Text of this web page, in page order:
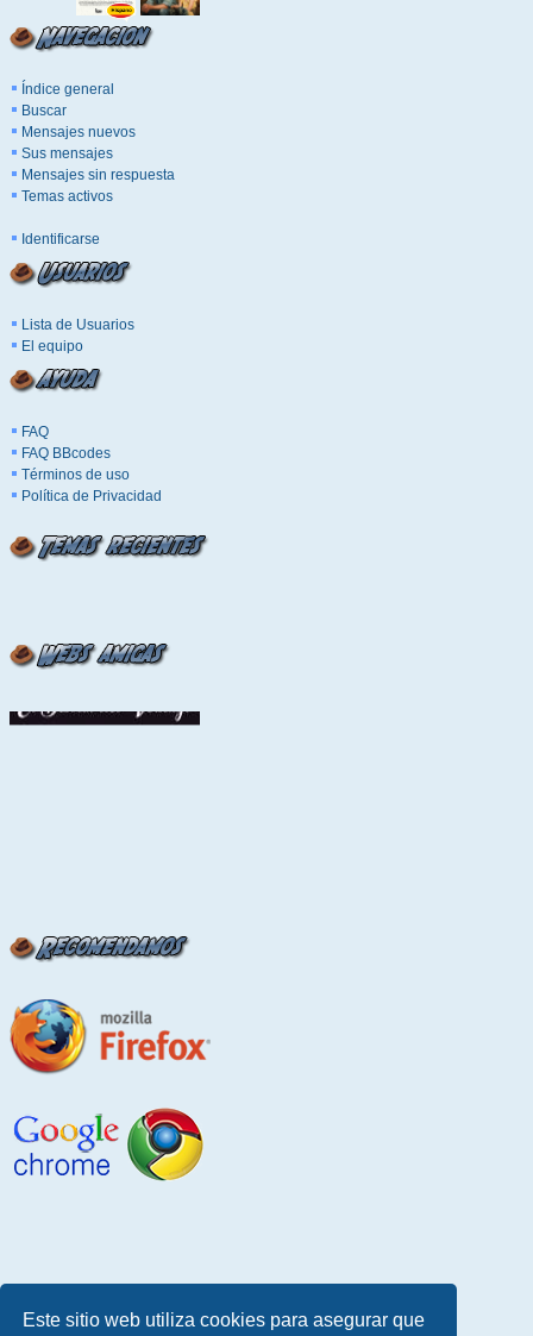
Este sitio web utiliza cookies para asegurar que
Índice general
Buscar
Mensajes nuevos
Sus mensajes
Mensajes sin respuesta
Temas activos
Identificarse
Lista de Usuarios
El equipo
FAQ
FAQ BBcodes
Términos de uso
Política de Privacidad